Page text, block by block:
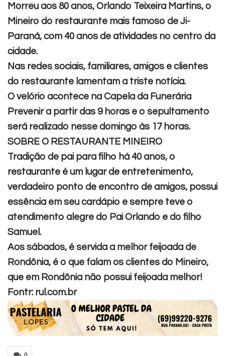
Morreu aos 80 anos, Orlando Teixeira Martins, o
Mineiro do restaurante mais famoso de Ji-
Paraná, com 40 anos de atividades no centro da
cidade.
Nas redes sociais, familiares, amigos e clientes
do restaurante lamentam a triste notícia.
O velório acontece na Capela da Funerária
Prevenir a partir das 9 horas e o sepultamento
será realizado nesse domingo às 17 horas.
SOBRE O RESTAURANTE MINEIRO
Tradição de pai para filho há 40 anos, o
restaurante é um lugar de entretenimento,
verdadeiro ponto de encontro de amigos, possui
essência em seu cardápio e sempre teve o
atendimento alegre do Pai Orlando e do filho
Samuel.
Aos sábados, é servida a melhor feijoada de
Rondônia, é o que falam os clientes do Mineiro,
que em Rondônia não possui feijoada melhor!
Fontr: rul.com.br